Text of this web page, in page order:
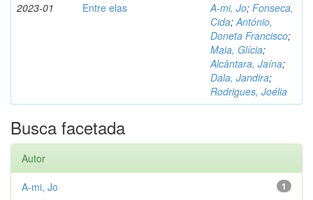
2023-01 Entre elas A-mi, Jo; Fonseca,
Cida;António,
Doneta Francisco;
Maia, Glícia;
Alcântara, Jaína;
Dala, Jandira;
Rodrigues, Joélia
Busca facetada
Autor
1
A-mi, Jo